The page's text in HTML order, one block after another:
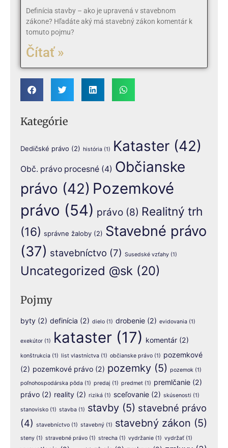
Definícia stavby – ako je upravená v stavebnom
zákone? Hľadáte aký má stavebný zákon komentár k
tomuto pojmu?
Čítať »
Kategórie
Dedičské právo (2) história (1) Kataster (42)
Obč. právo procesné (4) Občianske
právo (42) Pozemkové
právo (54) právo (8) Realitný trh
(16) správne žaloby (2) Stavebné právo
(37) stavebníctvo (7) Susedské vzťahy (1)
Uncategorized @sk (20)
Pojmy
byty (2) definícia (2) dielo (1) drobenie (2) evidovania (1)
exekútor (1) kataster (17) komentár (2)
konštrukcia (1) list vlastníctva (1) občianske právo (1) pozemkové
(2) pozemkové právo (2) pozemky (5) pozemok (1)
poľnohospodárska pôda (1) predaj (1) predmet (1) premlčanie (2)
právo (2) reality (2) riziká (1) sceľovanie (2) skúsenosti (1)
stanovisko (1) stavba (1) stavby (5) stavebné právo
(4) stavebníctvo (1) stavebný (1) stavebný zákon (5)
steny (1) stravebné právo (1) strecha (1) vydržanie (1) vydržať (1)